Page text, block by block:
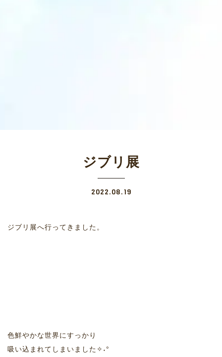
ジブリ展
2022.08.19
ジブリ展へ行ってきました。
色鮮やかな世界にすっかり
吸い込まれてしまいました✧˖°